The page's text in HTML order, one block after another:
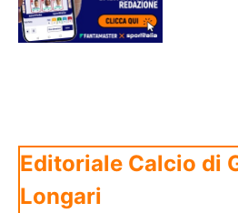
Editoriale Calcio di
Longari